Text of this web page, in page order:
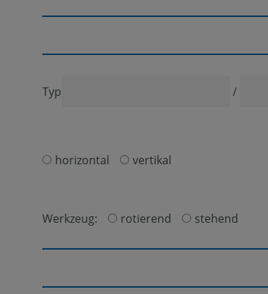
Typ /
horizontal vertikal
Werkzeug: rotierend stehend